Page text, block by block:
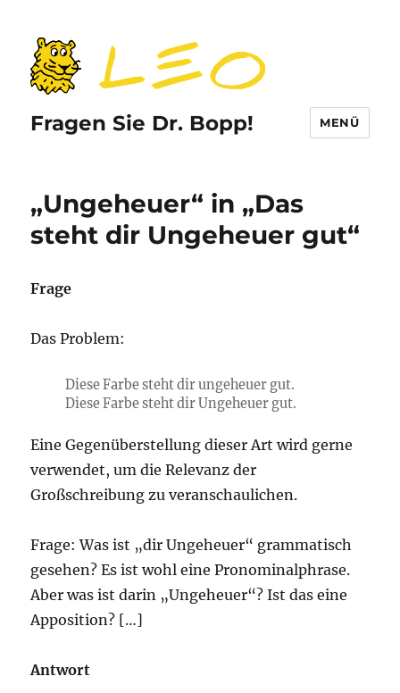
Fragen Sie Dr. Bopp! MENÜ
„Ungeheuer“ in „Das
steht dir Ungeheuer gut“
Frage
Das Problem:
Diese Farbe steht dir ungeheuer gut.
Diese Farbe steht dir Ungeheuer gut.
Eine Gegenüberstellung dieser Art wird gerne
verwendet, um die Relevanz der
Großschreibung zu veranschaulichen.
Frage: Was ist „dir Ungeheuer“ grammatisch
gesehen? Es ist wohl eine Pronominalphrase.
Aber was ist darin „Ungeheuer“? Ist das eine
Apposition? […]
Antwort